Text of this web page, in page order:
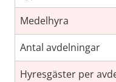
Medelhyra
Antal avdelningar
Hyresgäster per